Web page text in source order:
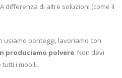
differenza di altre soluzioni (come il
usiamo ponteggi, lavoriamo con
produciamo polvere. Non devi
i mobili.